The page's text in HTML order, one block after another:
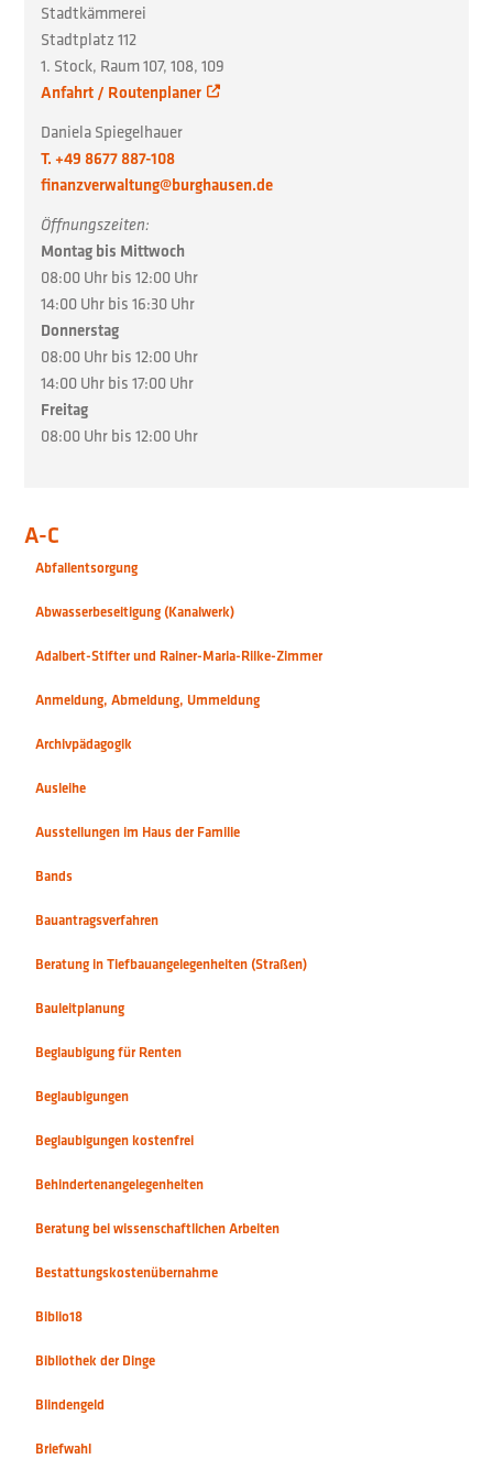
Stadtkämmerei
Stadtplatz 112
1. Stock, Raum 107, 108, 109
Anfahrt / Routenplaner
Daniela Spiegelhauer
T. +49 8677 887-108
finanzverwaltung@burghausen.de
Öffnungszeiten:
Montag bis Mittwoch
08:00 Uhr bis 12:00 Uhr
14:00 Uhr bis 16:30 Uhr
Donnerstag
08:00 Uhr bis 12:00 Uhr
14:00 Uhr bis 17:00 Uhr
Freitag
08:00 Uhr bis 12:00 Uhr
A-C
Abfallentsorgung
Abwasserbeseitigung (Kanalwerk)
Bands
Bauantragsverfahren
Beratung in Tiefbauangelegenheiten (Straßen)
Behindertenangelegenheiten
Beratung bei wissenschaftlichen Arbeiten
Bestattungskostenübernahme
Biblio18
Bibliothek der Dinge
Bürgersaal
Bürgersozialfonds